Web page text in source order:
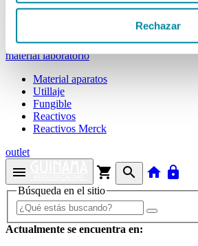
Rechazar
Tubos
material laboratorio
Material aparatos
Utillaje
Fungible
Reactivos
Reactivos Merck
outlet
menu shopping_cart search home lock
Búsqueda en el sitio
Actualmente se encuentra en: